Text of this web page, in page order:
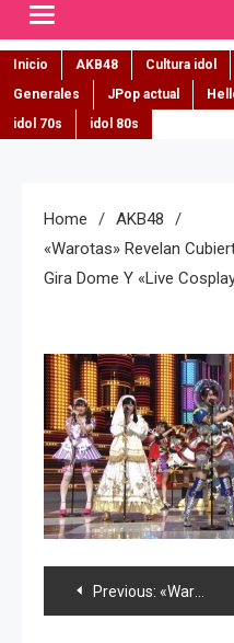
Inicio AKB48 Cultura idol
Generales
JPop actual
idol 70s
idol 80s
Home
AKB48
«Warotas» Revelan
Gira Dome Y «live
Navegación
Previous: «Warotas» revelan cubiertas de álbum, BD/DVD de gira Dome y «live cosplay»